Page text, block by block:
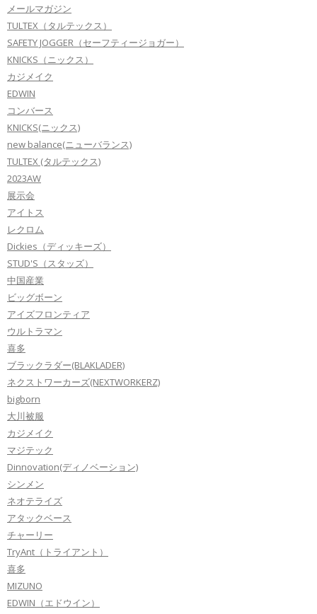
メールマガジン
TULTEX（タルテックス）
SAFETY JOGGER（セーフティージョガー）
KNICKS（ニックス）
カジメイク
EDWIN
コンバース
KNICKS(ニックス)
new balance(ニューバランス)
TULTEX (タルテックス)
2023AW
展示会
アイトス
レクロム
Dickies（ディッキーズ）
STUD'S（スタッズ）
中国産業
ビッグボーン
アイズフロンティア
ウルトラマン
喜多
ブラックラダー(BLAKLADER)
ネクストワーカーズ(NEXTWORKERZ)
bigborn
大川被服
カジメイク
マジテック
Dinnovation(ディノベーション)
シンメン
ネオテライズ
アタックベース
チャーリー
TryAnt（トライアント）
喜多
MIZUNO
EDWIN（エドウイン）